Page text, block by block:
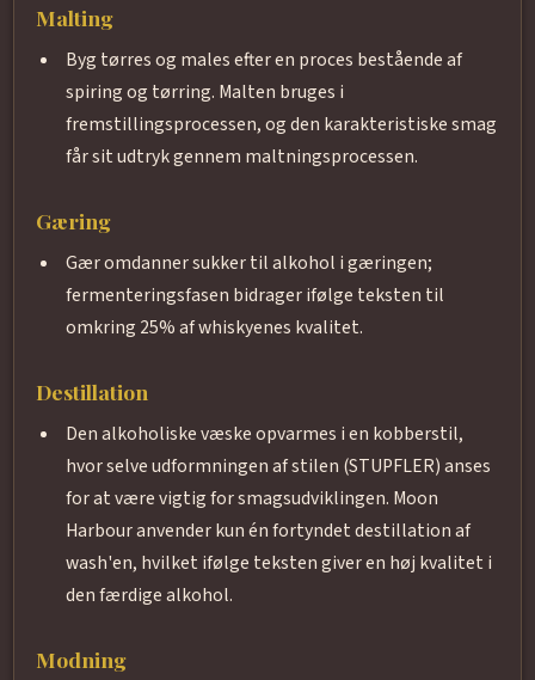
Malting
Byg tørres og males efter en proces bestående af
spiring og tørring. Malten bruges i
fremstillingsprocessen, og den karakteristiske smag
får sit udtryk gennem maltningsprocessen.
Gæring
Gær omdanner sukker til alkohol i gæringen;
fermenteringsfasen bidrager ifølge teksten til
omkring 25% af whiskyenes kvalitet.
Destillation
Den alkoholiske væske opvarmes i en kobberstil,
hvor selve udformningen af stilen (STUPFLER) anses
for at være vigtig for smagsudviklingen. Moon
Harbour anvender kun én fortyndet destillation af
wash'en, hvilket ifølge teksten giver en høj kvalitet i
den færdige alkohol.
Modning